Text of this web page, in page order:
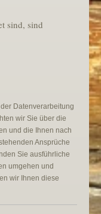
sind, sind
Datenverarbeitung
wir Sie über die
und die Ihnen nach
Ansprüche
Sie ausführliche
umgehen und
wir Ihnen diese